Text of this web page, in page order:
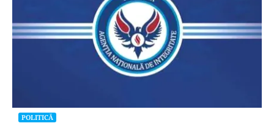
POLITICĂ